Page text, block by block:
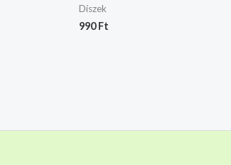
Díszek
990Ft